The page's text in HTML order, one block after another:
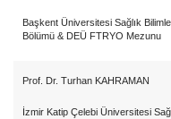
Başkent Üniversitesi Sağlık
Bölümü & DEÜ FTRYO Mezunu
Prof. Dr. Turhan KAHRAMAN
İzmir Katip Çelebi Üniversitesi